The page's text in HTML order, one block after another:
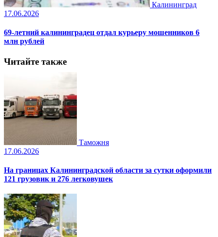
Калининград
17.06.2026
69-летний калининградец отдал курьеру мошенников 6
млн рублей
Читайте также
Таможня
17.06.2026
На границах Калининградской области за сутки оформили
121 грузовик и 276 легковушек